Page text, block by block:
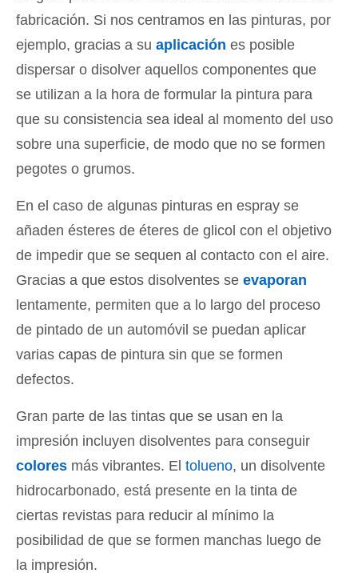
fabricación. Si nos centramos en las pinturas, por
ejemplo, gracias a su aplicación es posible
dispersar o disolver aquellos componentes que
se utilizan a la hora de formular la pintura para
que su consistencia sea ideal al momento del uso
sobre una superficie, de modo que no se formen
pegotes o grumos.
En el caso de algunas pinturas en espray se
añaden ésteres de éteres de glicol con el objetivo
de impedir que se sequen al contacto con el aire.
Gracias a que estos disolventes se evaporan
lentamente, permiten que a lo largo del proceso
de pintado de un automóvil se puedan aplicar
varias capas de pintura sin que se formen
defectos.
Gran parte de las tintas que se usan en la
impresión incluyen disolventes para conseguir
colores más vibrantes. El tolueno, un disolvente
hidrocarbonado, está presente en la tinta de
ciertas revistas para reducir al mínimo la
posibilidad de que se formen manchas luego de
la impresión.